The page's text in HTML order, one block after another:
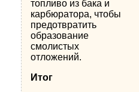
топливо из бака и
карбюратора, чтобы
предотвратить
образование
смолистых
отложений.
Итог